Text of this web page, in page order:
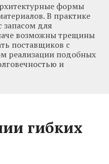
формы
В практике
запасом для
возможны трещины
поставщиков с
реализации подобных
и
гибких